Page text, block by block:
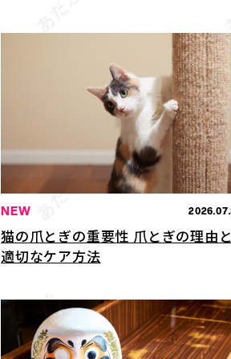
NEW
猫の爪とぎの重要性 爪とぎの理由
適切なケア方法